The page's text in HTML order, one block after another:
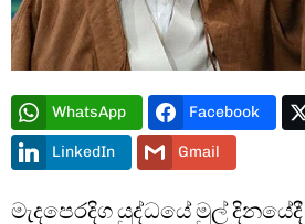
WhatsApp Facebook
LinkedIn Gmail
මැදපෙරදිග යුද්ධයේ මුල්